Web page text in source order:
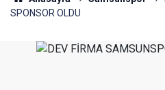
SPONSOR OLDU